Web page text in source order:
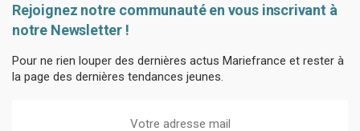
Rejoignez notre communauté en vous inscrivant à
notre Newsletter !
Pour ne rien louper des dernières actus Mariefrance et rester à
la page des dernières tendances jeunes.